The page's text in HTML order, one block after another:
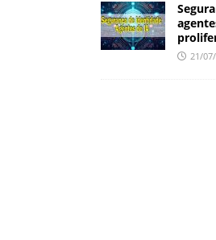
21/